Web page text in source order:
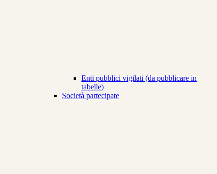
Enti pubblici vigilati (da pubblicare in
tabelle)
Società partecipate